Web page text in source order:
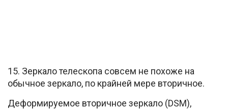
15. Зеркало телескопа совсем не похоже на
обычное зеркало, по крайней мере вторичное.
Деформируемое вторичное зеркало (DSM),